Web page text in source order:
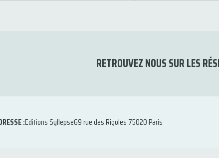
RETROUVEZ NOUS SUR LES
:Editions Syllepse69 rue des Rigoles 75020 Paris